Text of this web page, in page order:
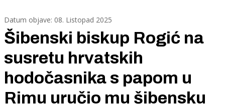
Datum objave: 08. Listopad 2025
Šibenski biskup Rogić na
susretu hrvatskih
hodočasnika s papom u
Rimu uručio mu šibensku